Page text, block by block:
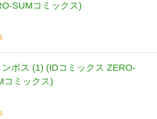
SUMコミックス)
ンポス (1) (IDコミックス ZERO-
コミックス)